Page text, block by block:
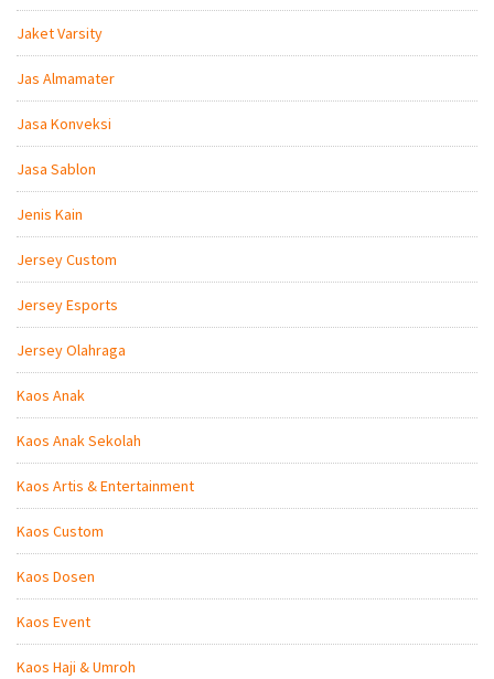
Jaket Varsity
Jas Almamater
Jasa Konveksi
Jasa Sablon
Jenis Kain
Jersey Custom
Jersey Esports
Jersey Olahraga
Kaos Anak
Kaos Anak Sekolah
Kaos Artis & Entertainment
Kaos Custom
Kaos Dosen
Kaos Event
Kaos Haji & Umroh